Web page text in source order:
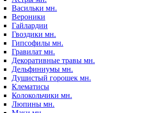
Васильки мн.
Вероники
Гайлардии
Гвоздики мн.
Гипсофилы мн.
Гравилат мн.
Декоративные травы мн.
Дельфиниумы мн.
Душистый горошек мн.
Клематисы
Колокольчики мн.
Люпины мн.